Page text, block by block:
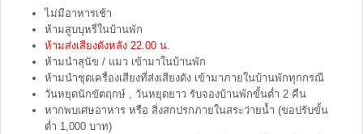
ไม่มีอาหารเช้า
ห้ามสูบบุหรี่ในบ้านพัก
ห้ามส่งเสียงดังหลัง 22.00 น.
ห้ามนำสุนัข / แมว เข้ามาในบ้านพัก
ห้ามนำชุดเครื่องเสียงที่ส่งเสียงดัง เข้ามาภายในบ้านพักทุกกรณี
วันหยุดนักขัตฤกษ์ , วันหยุดยาว รับจองบ้านพักขั้นต่ำ 2 คืน
หากพบเศษอาหาร หรือ สิ่งสกปรกภายในสระว่ายน้ำ (ขอปรับขั้น
ต่ำ 1,000 บาท)